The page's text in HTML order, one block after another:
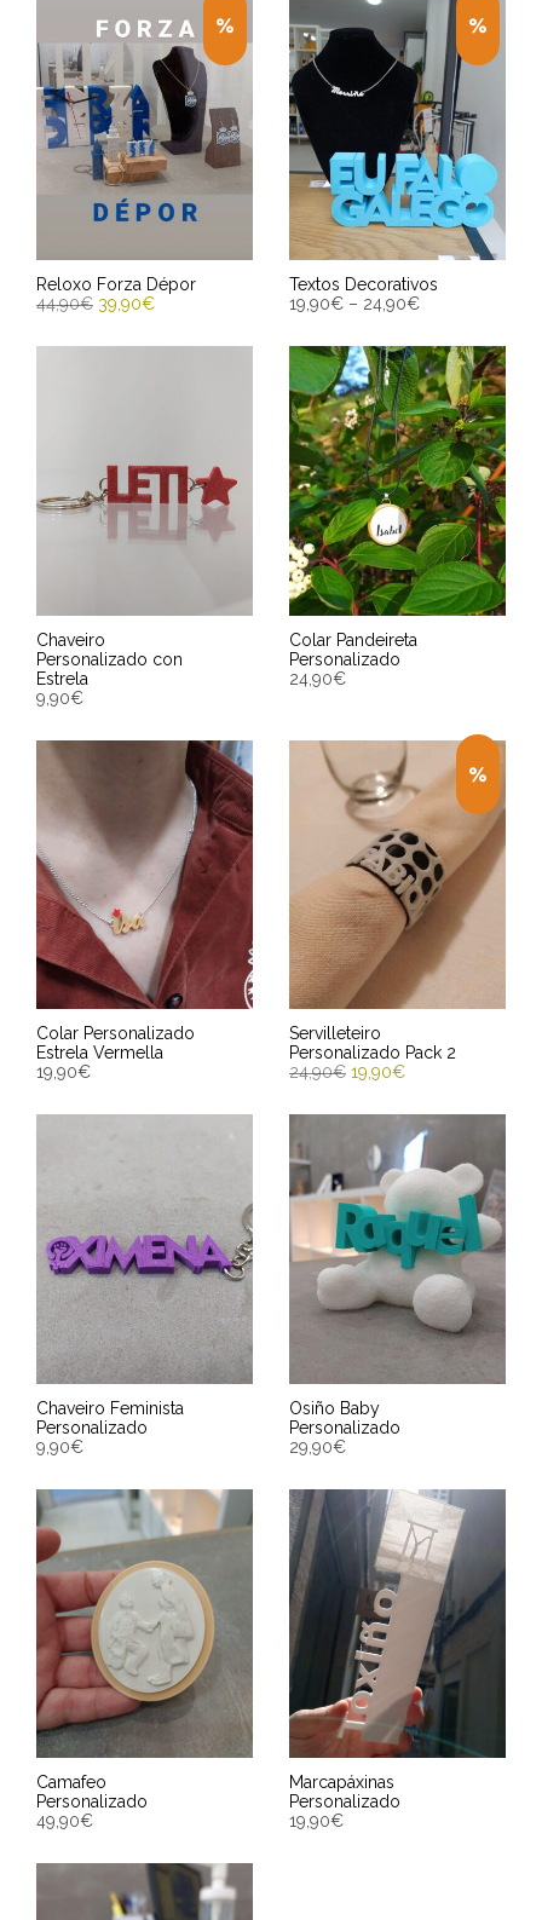
Entrega Estimada entre
12/08/2026 - 14/08/2026
Entrega Estimada entre
12/08/2026 - 14/08/2026
Reloxo Forza Dépor
44,90€ 39,90€
Textos Decorativos
19,90€ – 24,90€
SELECCIONAR OPCIÓNS
Entrega Estimada entre
12/08/2026 - 14/08/2026
Chaveiro
Personalizado con
Estrela
9,90€
Entrega Estimada entre
12/08/2026 - 14/08/2026
Colar Pandeireta
Personalizado
24,90€
Entrega Estimada entre
12/08/2026 - 14/08/2026
Colar Personalizado
Estrela Vermella
19,90€
Servilleteiro
Personalizado Pack 2
24,90€ 19,90€
ENGADIR AO CARRIÑO
Entrega Estimada entre
12/08/2026 - 14/08/2026
Chaveiro Feminista
Personalizado
9,90€
SELECT OPTIONS
Entrega Estimada entre
12/08/2026 - 14/08/2026
Osiño Baby
Personalizado
29,90€
SELECCIONAR OPCIÓNS
Entrega Estimada entre
12/08/2026 - 14/08/2026
Camafeo
Personalizado
49,90€
SELECT OPTIONS
Entrega Estimada entre
Marcapáxinas
Personalizado
19,90€